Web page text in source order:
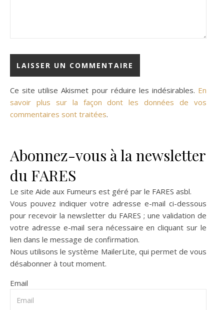
Ce site utilise Akismet pour réduire les indésirables. En
savoir plus sur la façon dont les données de vos
commentaires sont traitées.
Abonnez-vous à la newsletter
du FARES
Le site Aide aux Fumeurs est géré par le FARES asbl.
Vous pouvez indiquer votre adresse e-mail ci-dessous
pour recevoir la newsletter du FARES ; une validation de
votre adresse e-mail sera nécessaire en cliquant sur le
lien dans le message de confirmation.
Nous utilisons le système MailerLite, qui permet de vous
désabonner à tout moment.
Email